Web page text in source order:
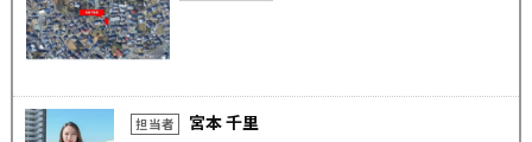
担当者 宮本 千里